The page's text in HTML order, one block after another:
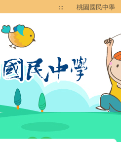
::: 桃園國民中學